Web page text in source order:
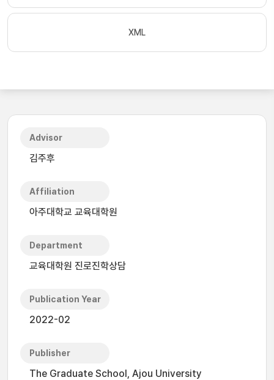
XML
Advisor
김주후
Affiliation
아주대학교 교육대학원
Department
교육대학원 진로진학상담
Publication Year
2022-02
Publisher
The Graduate School, Ajou University